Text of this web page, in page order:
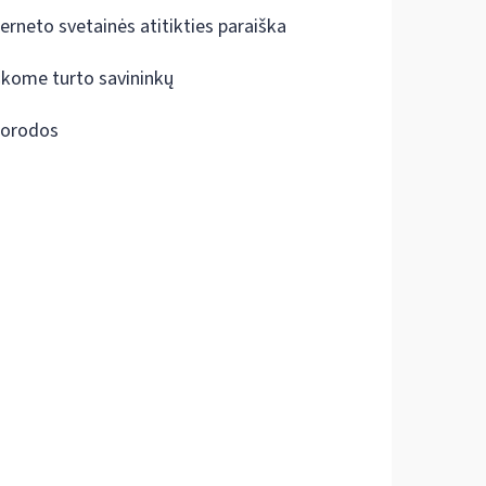
svetainės atitikties paraiška
turto savininkų